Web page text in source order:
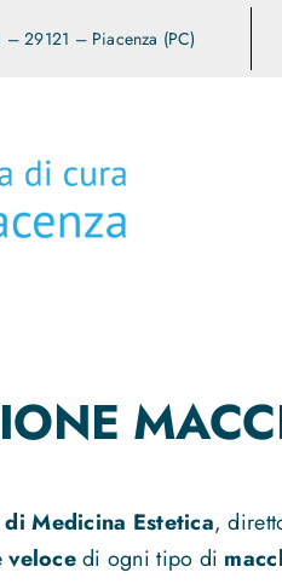
29121 – Piacenza (PC)
Medicina Estetica,
velocedi ogni tipo di